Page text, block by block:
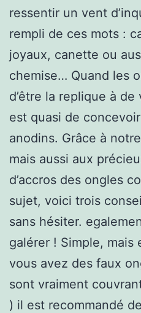
ressentir un vent
rempli de ces mots :
joyaux, canette ou
chemise… Quand les
d’être la replique à
est quasi de
anodins. Grâce à
mais aussi aux
d’accros des ongles
sujet, voici trois
sans hésiter.
galérer ! Simple, mais
vous avez des faux
sont vraiment
) il est recommandé